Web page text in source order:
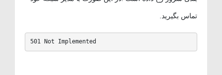
تماس بگیرید.
501 Not Implemented